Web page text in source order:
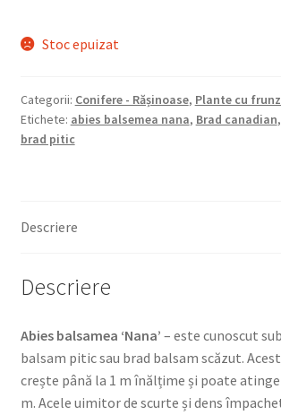
Stoc epuizat
Categorii: Conifere - Rășinoase, Plante cu
Etichete: abies balsemea nana, Brad canadian,
brad pitic
Descriere
Descriere
Abies balsamea ‘Nana’ – este cunoscut
balsam pitic sau brad balsam scăzut.
crește până la 1 m înălțime și poate
m. Acele uimitor de scurte și dens